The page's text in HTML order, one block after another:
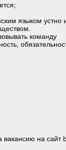
языком устно
команду
на сайт